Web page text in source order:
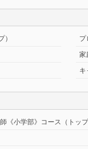
） プ
家
キ
《小学部》 コース （トップ